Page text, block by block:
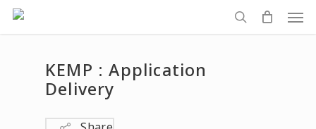
Skip
to
search
KEMP : Application
Delivery